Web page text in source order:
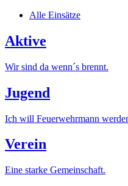
Alle Einsätze
Aktive
Wir sind da wenn´s brennt.
Jugend
Ich will Feuerwehrmann
Verein
Eine starke Gemeinschaft.